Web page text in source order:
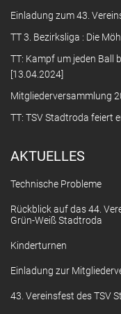
Einladung zum 43.
TT 3. Bezirksliga : Die
TT: Kampf um jeden Ball
[13.04.2024]
Mitgliederversammlung
TT: TSV Stadtroda feiert
AKTUELLES
Technische Probleme
Rückblick auf das 44.
Grün-Weiß Stadtroda
Kinderturnen
Einladung zur
43. Vereinsfest des TSV